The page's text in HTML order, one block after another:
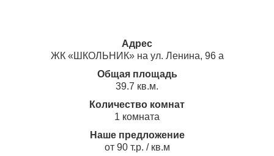
Адрес
ЖК «ШКОЛЬНИК» на ул. Ленина, 96 а
Общая площадь
39.7 кв.м.
Количество комнат
1 комната
Наше предложение
от 90 т.р. / кв.м